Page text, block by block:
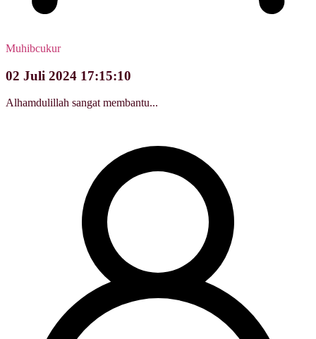
Muhibcukur
02 Juli 2024 17:15:10
Alhamdulillah sangat membantu...